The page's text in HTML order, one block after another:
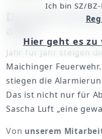
Die Kuh auf
Jahr für Jahr steigen
Maichinger
stiegen die
Das ist nicht nur für
Sascha Luft „eine
Von unserem
Ich bin SZ/
Hier geht es